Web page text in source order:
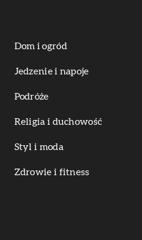
Dom i ogród
Jedzenie i napoje
Podróże
Religia i duchowość
Styl i moda
Zdrowie i fitness